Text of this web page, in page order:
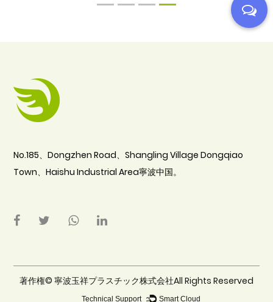
No.185、Dongzhen Road、Shangling Village Dongqiao
Town、Haishu Industrial Area寧波中国。
著作権© 寧波玉祥プラスチック株式会社All Rights Reserved
Technical Support ： Smart Cloud